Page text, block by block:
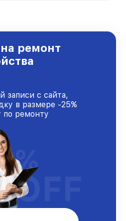
повышая уровень
наших клиентов.
ремонт
записи с сайта,
в размере -25%
по ремонту
%
OFF